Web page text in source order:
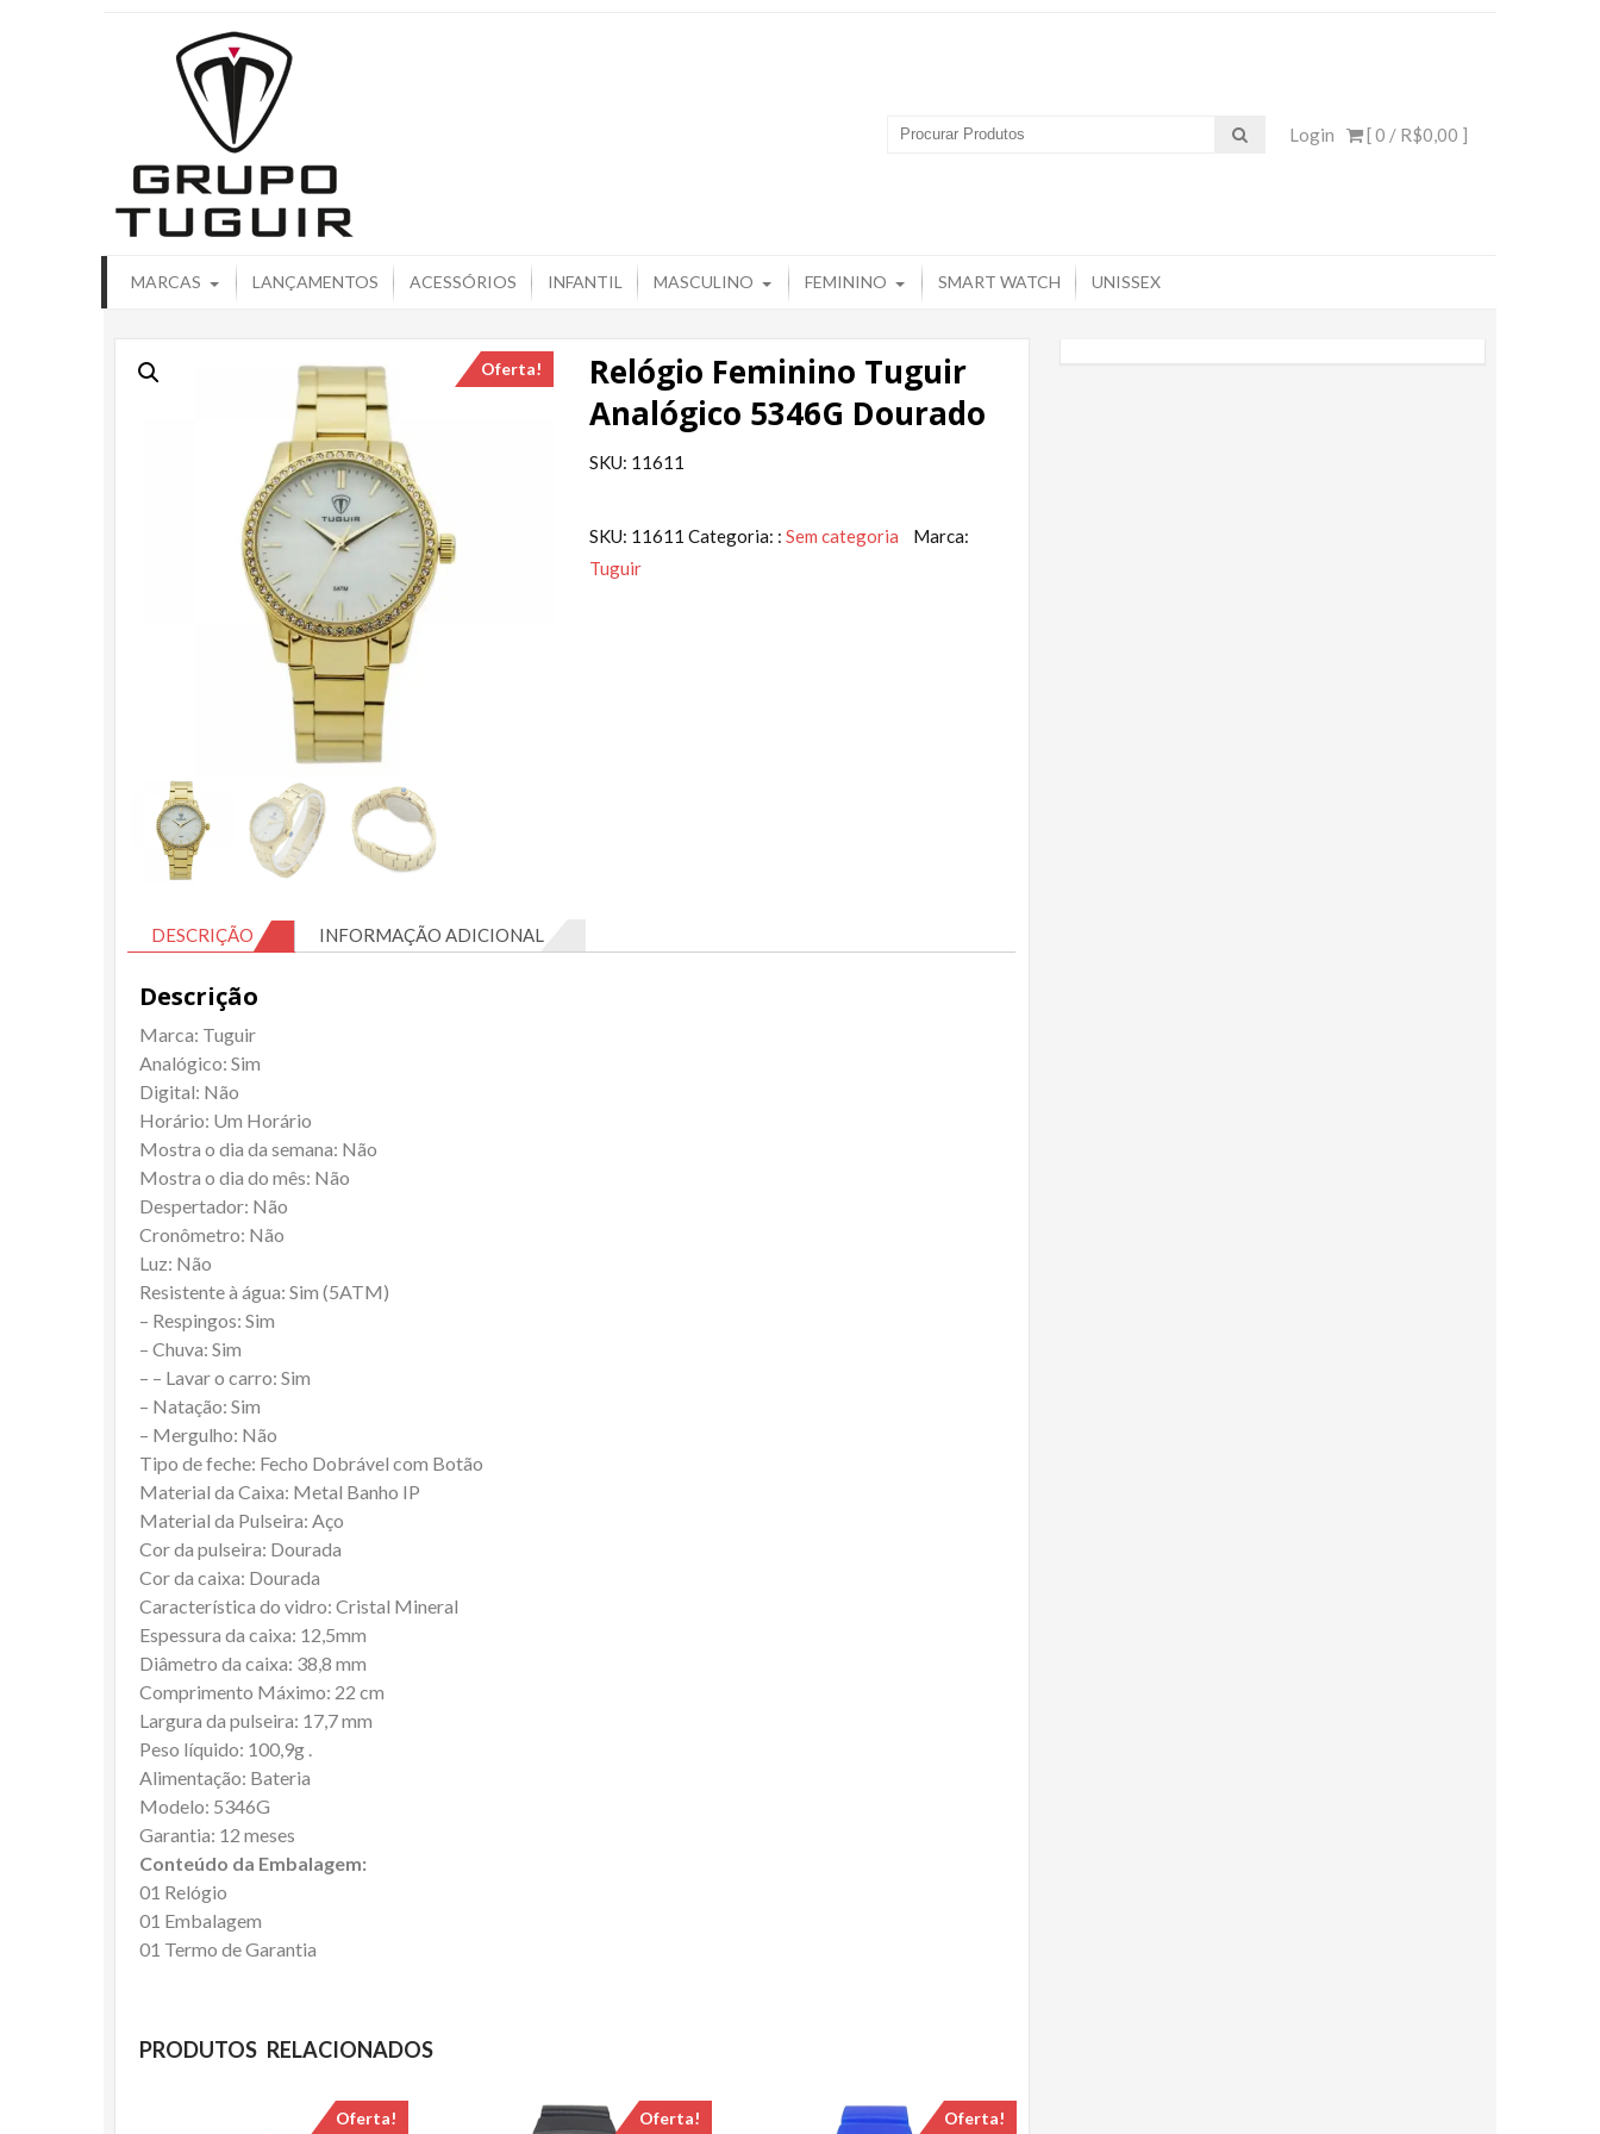
[ 0 / R$0,00 ]
Login
MARCAS LANÇAMENTOS ACESSÓRIOS INFANTIL MASCULINO FEMININO SMART WATCH UNISSEX
Oferta!
Relógio Feminino Tuguir
Analógico 5346G Dourado
SKU: 11611
SKU: 11611 Categoria: :Sem categoria
Marca:
Tuguir
DESCRIÇÃO INFORMAÇÃO ADICIONAL
Descrição
Marca: Tuguir
Analógico: Sim
Digital: Não
Horário: Um Horário
Mostra o dia da semana: Não
Mostra o dia do mês: Não
Despertador: Não
Cronômetro: Não
Luz: Não
Resistente à água: Sim (5ATM)
– Respingos: Sim
– Chuva: Sim
– – Lavar o carro: Sim
– Natação: Sim
– Mergulho: Não
Tipo de feche: Fecho Dobrável com Botão
Material da Caixa: Metal Banho IP
Material da Pulseira: Aço
Cor da pulseira: Dourada
Cor da caixa: Dourada
Característica do vidro: Cristal Mineral
Espessura da caixa: 12,5mm
Diâmetro da caixa: 38,8 mm
Comprimento Máximo: 22 cm
Largura da pulseira: 17,7 mm
Peso líquido: 100,9g .
Alimentação: Bateria
Modelo: 5346G
Garantia: 12 meses
Conteúdo da Embalagem:
01 Relógio
01 Embalagem
01 Termo de Garantia
PRODUTOS RELACIONADOS
Oferta! Oferta! Oferta!